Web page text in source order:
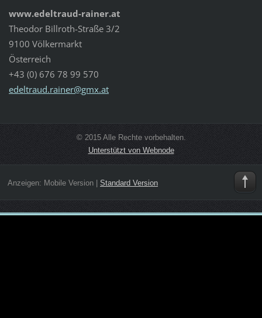
www.edeltraud-rainer.at
Theodor Billroth-Straße 3/2
9100 Völkermarkt
Österreich
+43 (0) 676 78 99 570
edeltraud.rainer@gmx.at
© 2015 Alle Rechte vorbehalten.
Unterstützt von Webnode
Anzeigen: Mobile Version| Standard Version